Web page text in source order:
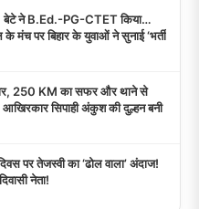
बेटे ने B.Ed.-PG-CTET किया…
के मंच पर बिहार के युवाओं ने सुनाई ‘भर्ती
250 KM का सफर और थाने से
सिपाही अंकुश की दुल्हन बनी
पर तेजस्वी का ‘ढोल वाला’ अंदाज!
नेता!